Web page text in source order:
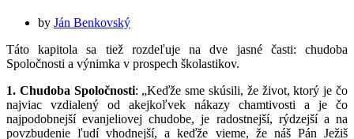
by Ján Benkovský
Táto kapitola sa tiež rozdeľuje na dve jasné časti: chudoba
Spoločnosti a výnimka v prospech školastikov.
1. Chudoba Spoločnosti: „Keďže sme skúsili, že život, ktorý je čo
najviac vzdialený od akejkoľvek nákazy chamtivosti a je čo
najpodobnejší evanjeliovej chudobe, je radostnejší, rýdzejší a na
povzbudenie ľudí vhodnejší, a keďže vieme, že náš Pán Ježiš